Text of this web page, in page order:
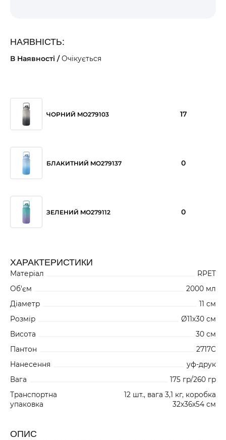
НАЯВНІСТЬ:
В Наявності /Очікується
ЧОРНИЙ MO279103 17
БЛАКИТНИЙ MO279137 0
ЗЕЛЕНИЙ MO279112 0
ХАРАКТЕРИСТИКИ
Матеріал
RPET
Об'єм
2000 мл
Діаметр
11 см
Розмір
Ø11x30 см
Висота
30 см
Пантон
2717C
Нанесення
уф-друк
Вага
175 гр/260 гр
Транспортна
упаковка
12 шт., вага 3,1 кг, коробка
32x36x54 см
ОПИС